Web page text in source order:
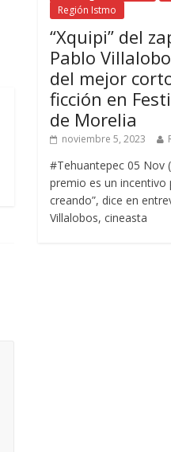
Región Istmo
“Xquipi” del
Pablo
del mejor
ficción en
de Morelia
noviembre 5, 2023
#Tehuantepec 05 Nov
premio es un incentivo
creando”, dice en
Villalobos, cineasta